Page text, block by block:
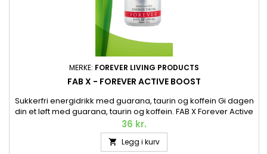
MERKE: FOREVER LIVING PRODUCTS
FAB X - FOREVER ACTIVE BOOST
Sukkerfri energidrikk med guarana, taurin og koffein Gi dagen
din et løft med guarana, taurin og koffein. FAB X Forever Active
Boost er en sukkerfri energidrikk som raskt gir deg energi når
du trenger det. Pant er inkludert i prisen. 250 ml.
36 kr.
 Legg i kurv